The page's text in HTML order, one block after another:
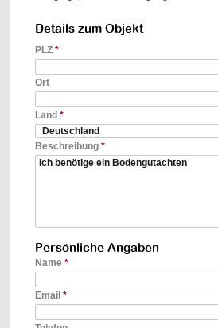
Details zum Objekt
PLZ *
Ort
Land *
Beschreibung *
Persönliche Angaben
Name *
Email *